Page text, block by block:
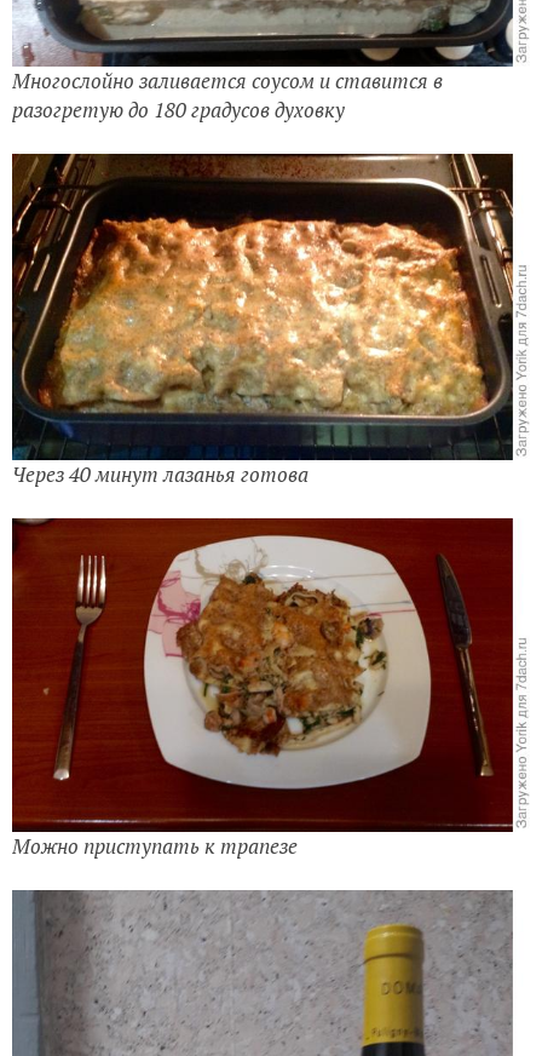
Многослойно заливается соусом и ставится в
разогретую до 180 градусов духовку
Через 40 минут лазанья готова
Можно приступать к трапезе